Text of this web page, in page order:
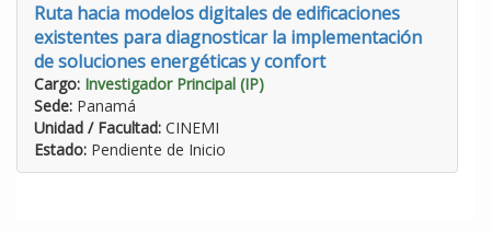
Ruta hacia modelos digitales de edificaciones
existentes para diagnosticar la implementación
de soluciones energéticas y confort
Cargo: Investigador Principal (IP)
Sede: Panamá
Unidad / Facultad: CINEMI
Estado: Pendiente de Inicio